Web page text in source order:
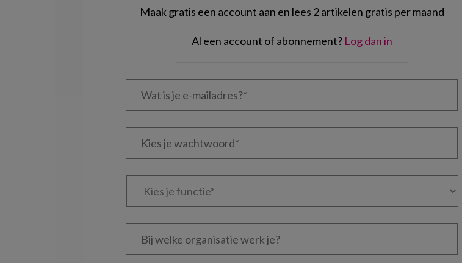
Maak gratis een account aan en lees 2 artikelen gratis per maand
Al een account of abonnement? Log dan in
Wat
Kies
Kies
Bij
welke